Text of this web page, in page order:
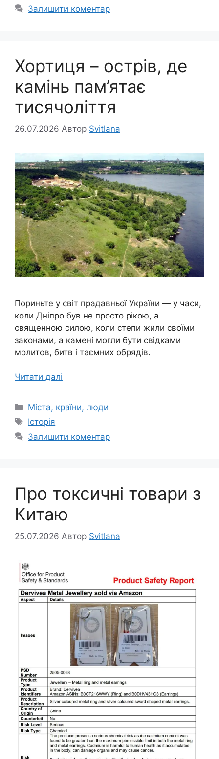
Залишити коментар
Хортиця – острів, де
камінь пам’ятає
тисячоліття
26.07.2026 Автор Svitlana
Пориньте у світ прадавньої України — у часи,
коли Дніпро був не просто рікою, а
священною силою, коли степи жили своїми
законами, а камені могли бути свідками
молитов, битв і таємних обрядів.
Читати далі
Категорії
Міста, країни, люди
Позначки
Історія
Залишити коментар
Про токсичні товари з
Китаю
25.07.2026 Автор Svitlana